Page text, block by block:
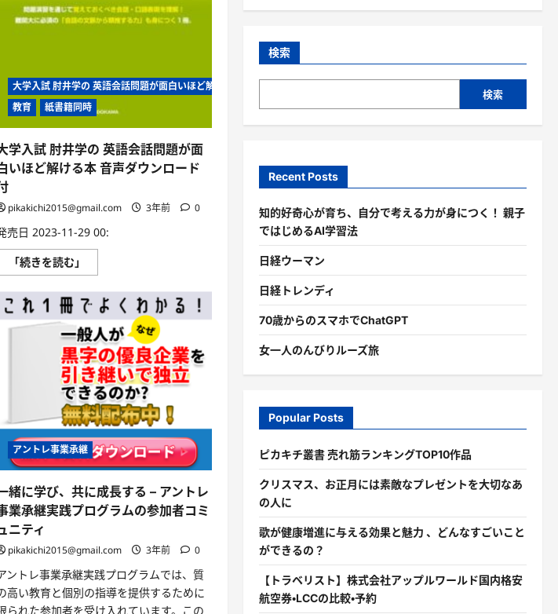
見！
に
ら
に
読
む
大学入試 肘井学の 英語会話問題が面白いほど解ける本 音声ダウンロード付
教育
紙書籍同時
学入試 肘井学の 英語会話問題が面
いほど解ける本 音声ダウンロード
pikakichi2015@gmail.com 3年前 0
売日 2023-11-29 00:
「続きを読む」
学
試
肘
井
学
の
英
語
会
話
問
題
が
面
白
い
ほ
ど
け
る
本
ダ
ウ
ン
ロ
ー
ド
アントレ事業承継
緒に学び、共に成長する – アントレ
業承継実践プログラムの参加者コミ
ニティ
pikakichi2015@gmail.com 3年前 0
ントレ事業承継実践プログラムでは、質
高い教育と個別の指導を提供するために
られた参加者を受け入れています。この
検索
検索
Recent Posts
知的好奇心が育ち、自分で考える力が身につく！ 親子
ではじめるAI学習法
日経ウーマン
日経トレンディ
70歳からのスマホでChatGPT
女一人のんびりルーズ旅
Popular Posts
ピカキチ叢書 売れ筋ランキングTOP10作品
クリスマス、お正月には素敵なプレゼントを大切なあ
の人に
歌が健康増進に与える効果と魅力 、どんなすごいこと
ができるの？
【トラベリスト】株式会社アップルワールド国内格安
航空券・LCCの比較・予約